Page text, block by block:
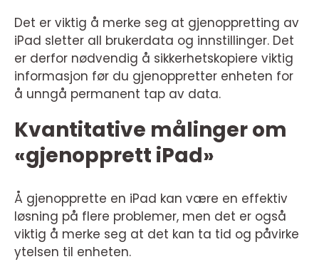
Det er viktig å merke seg at gjenoppretting av
iPad sletter all brukerdata og innstillinger. Det
er derfor nødvendig å sikkerhetskopiere viktig
informasjon før du gjenoppretter enheten for
å unngå permanent tap av data.
Kvantitative målinger om
«gjenopprett iPad»
Å gjenopprette en iPad kan være en effektiv
løsning på flere problemer, men det er også
viktig å merke seg at det kan ta tid og påvirke
ytelsen til enheten.